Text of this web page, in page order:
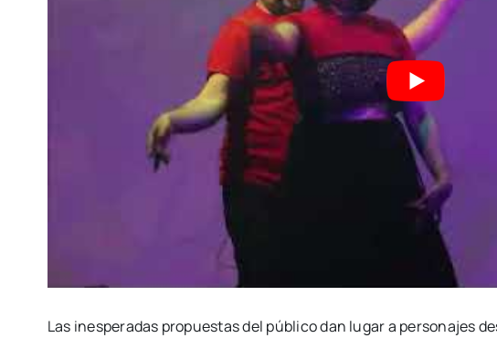
Las ines­pe­ra­das pro­pues­tas del públi­co dan lugar a per­so­na­jes